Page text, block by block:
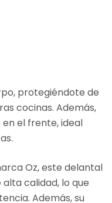
protegiéndote de
cocinas. Además,
el frente, ideal
Oz, este delantal
calidad, lo que
Además, su